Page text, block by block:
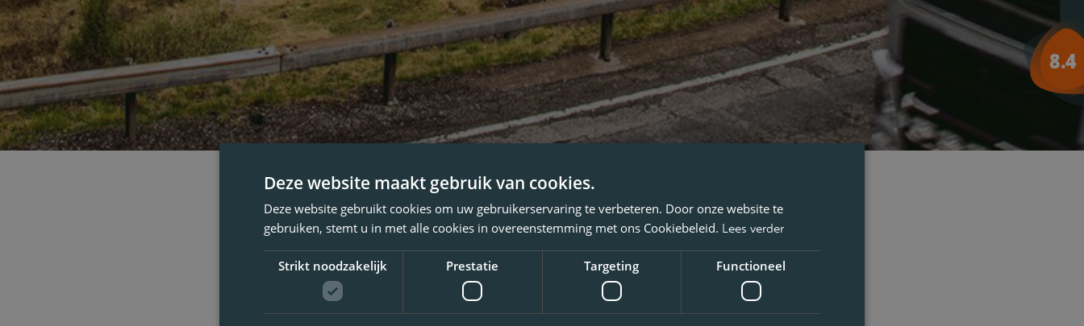
Deze website maakt gebruik van cookies.
Deze website gebruikt cookies om uw gebruikerservaring te verbeteren. Door onze website te
gebruiken, stemt u in met alle cookies in overeenstemming met ons Cookiebeleid. Lees verder
Strikt noodzakelijk Prestatie Targeting Functioneel